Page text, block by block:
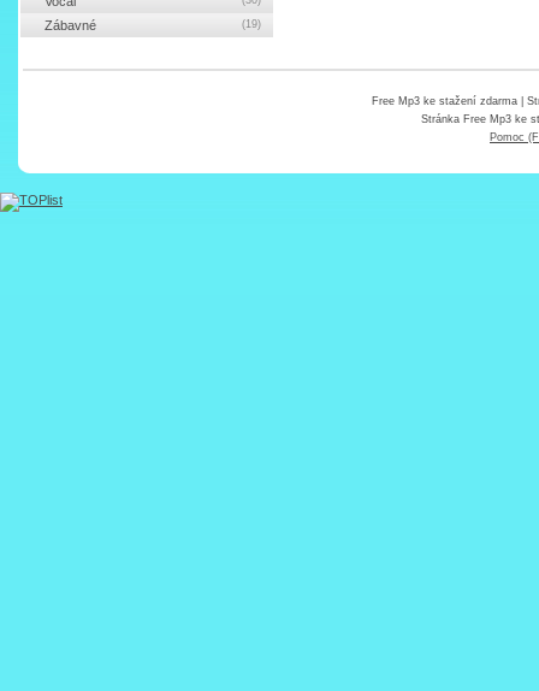
Zábavné (19)
Free Mp3 ke stažení zdarma|
Stránka Free Mp3 ke
Pomoc